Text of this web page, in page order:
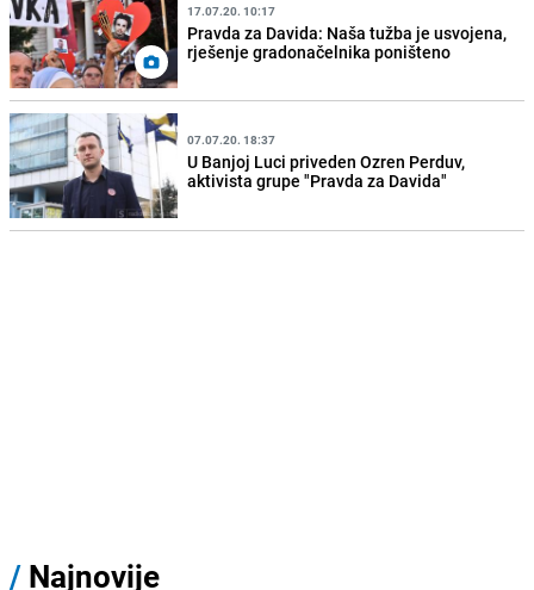
17.07.20. 10:17
Pravda za Davida: Naša tužba je usvojena,
rješenje gradonačelnika poništeno
07.07.20. 18:37
U Banjoj Luci priveden Ozren Perduv,
aktivista grupe "Pravda za Davida"
/ Najnovije